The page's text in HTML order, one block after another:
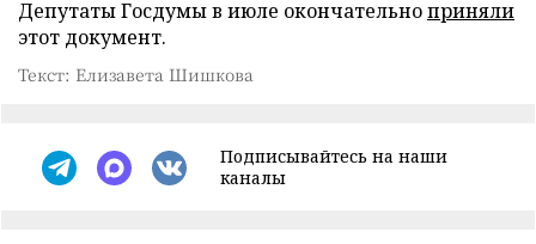
Депутаты Госдумы в июле окончательноприняли
этот документ.
Текст: Елизавета Шишкова
Подписывайтесь на наши
каналы